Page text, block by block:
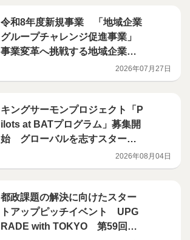
令和8年度新規事業 「地域企業
グループチャレンジ促進事業」
事業変革へ挑戦する地域企業グ
2026年07月27日
キングサーモンプロジェクト「P
ilots at BATプログラム」募集開
始 グローバルを志すスタート
アップに対し、ニューヨークで
の現地支援プログラムを展開
2026年08月04日
都政課題の解決に向けたスター
トアップピッチイベント UPG
RADE with TOKYO 第59回開